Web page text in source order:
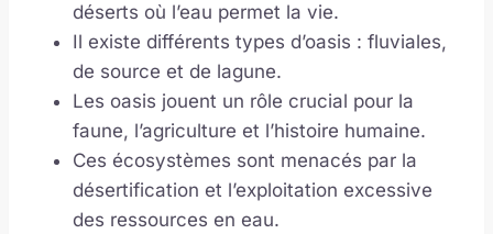
déserts où l’eau permet la vie.
Il existe différents types d’oasis : fluviales,
de source et de lagune.
Les oasis jouent un rôle crucial pour la
faune, l’agriculture et l’histoire humaine.
Ces écosystèmes sont menacés par la
désertification et l’exploitation excessive
des ressources en eau.